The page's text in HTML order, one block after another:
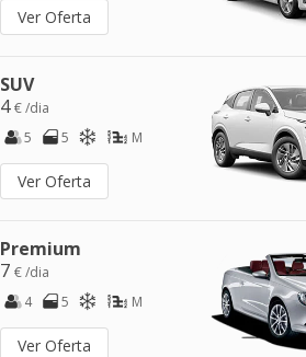
Ver Oferta
SUV
4€ /dia
5
5 M
Ver Oferta
Premium
7€ /dia
4
5 M
Ver Oferta